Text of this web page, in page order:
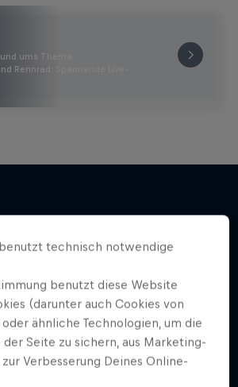
ums Thema
Rennrad: Spannende Live-
technisch notwendige
benutzt diese Website
(darunter auch Cookies von
ähnliche Technologien, um die
der Seite zu sichern, aus Marketing-
Verbesserung Deines Online-